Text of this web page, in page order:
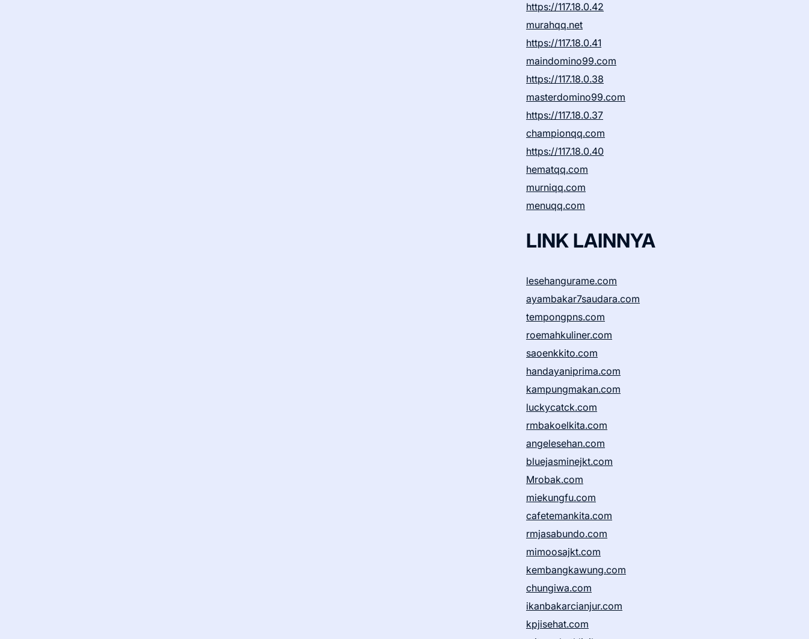
https://117.18.0.42
murahqq.net
https://117.18.0.41
maindomino99.com
https://117.18.0.38
masterdomino99.com
https://117.18.0.37
championqq.com
https://117.18.0.40
hematqq.com
murniqq.com
menuqq.com
LINK LAINNYA
lesehangurame.com
ayambakar7saudara.com
tempongpns.com
roemahkuliner.com
saoenkkito.com
handayaniprima.com
kampungmakan.com
luckycatck.com
rmbakoelkita.com
angelesehan.com
bluejasminejkt.com
Mrobak.com
miekungfu.com
cafetemankita.com
rmjasabundo.com
mimoosajkt.com
kembangkawung.com
chungiwa.com
ikanbakarcianjur.com
kpjisehat.com